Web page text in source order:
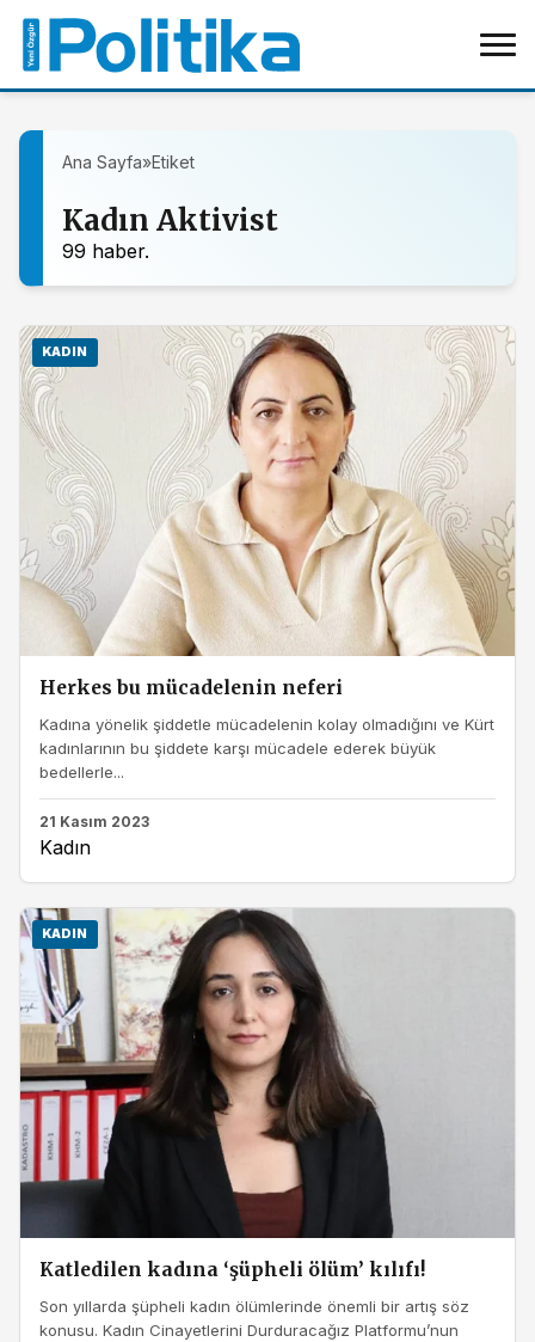
Ana Sayfa»Etiket
Kadın Aktivist
99 haber.
KADIN
Herkes bu mücadelenin neferi
Kadına yönelik şiddetle mücadelenin kolay olmadığını ve Kürt
kadınlarının bu şiddete karşı mücadele ederek büyük
bedellerle...
21 Kasım 2023
Kadın
KADIN
Katledilen kadına ‘şüpheli ölüm’ kılıfı!
Son yıllarda şüpheli kadın ölümlerinde önemli bir artış söz
konusu. Kadın Cinayetlerini Durduracağız Platformu’nun